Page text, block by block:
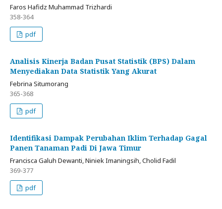
Faros Hafidz Muhammad Trizhardi
358-364
pdf
Analisis Kinerja Badan Pusat Statistik (BPS) Dalam
Menyediakan Data Statistik Yang Akurat
Febrina Situmorang
365-368
pdf
Identifikasi Dampak Perubahan Iklim Terhadap Gagal
Panen Tanaman Padi Di Jawa Timur
Francisca Galuh Dewanti, Niniek Imaningsih, Cholid Fadil
369-377
pdf